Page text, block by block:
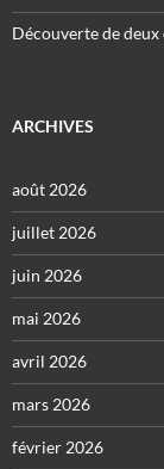
Découverte de deux
ARCHIVES
août 2026
juillet 2026
juin 2026
mai 2026
avril 2026
mars 2026
février 2026